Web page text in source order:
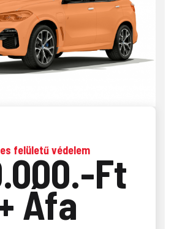
felületű védelem Ft
Áfa